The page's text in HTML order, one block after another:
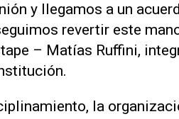
y llegamos a un
revertir este
– Matías Ruffini,
la